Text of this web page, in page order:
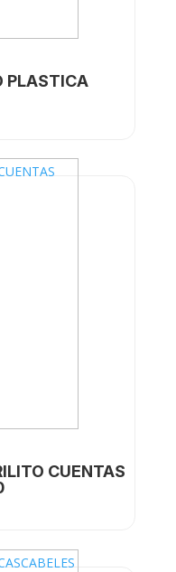
PLASTICA
CUENTAS